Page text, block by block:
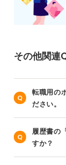
その他関連
転職用の
ださい。
履歴書の
すか？